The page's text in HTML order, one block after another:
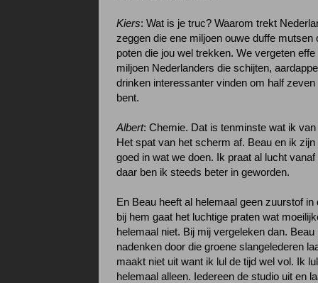
Kiers: Wat is je truc? Waarom trekt
zeggen die ene miljoen ouwe duffe mutsen
poten die jou wel trekken. We vergeten effe
miljoen Nederlanders die schijten,
drinken interessanter vinden om half zeven
bent.
Albert: Chemie. Dat is tenminste wat ik van
Het spat van het scherm af. Beau en ik
goed in wat we doen. Ik praat al lucht
daar ben ik steeds beter in geworden.
En Beau heeft al helemaal geen zuurstof
bij hem gaat het luchtige praten wat
helemaal niet. Bij mij vergeleken dan. Beau
nadenken door die groene slangelederen
maakt niet uit want ik lul de tijd wel vol. Ik
helemaal alleen. Iedereen de studio uit en